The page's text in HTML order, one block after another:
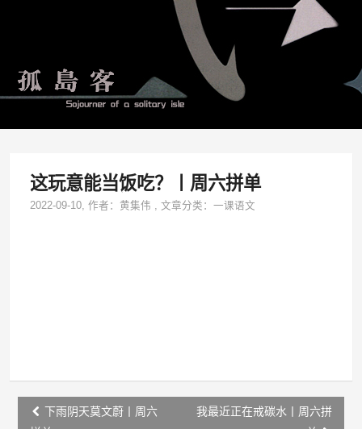
这玩意能当饭吃？丨周六拼单
2022-09-10, 作者：黄集伟 ,文章分类：一课语文
Post下雨阴天莫文蔚丨周六
我最近正在戒碳水丨周六拼